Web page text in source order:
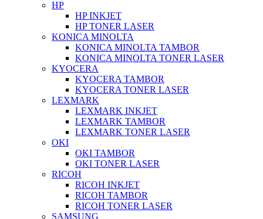
HP
HP INKJET
HP TONER LASER
KONICA MINOLTA
KONICA MINOLTA TAMBOR
KONICA MINOLTA TONER LASER
KYOCERA
KYOCERA TAMBOR
KYOCERA TONER LASER
LEXMARK
LEXMARK INKJET
LEXMARK TAMBOR
LEXMARK TONER LASER
OKI
OKI TAMBOR
OKI TONER LASER
RICOH
RICOH INKJET
RICOH TAMBOR
RICOH TONER LASER
SAMSUNG